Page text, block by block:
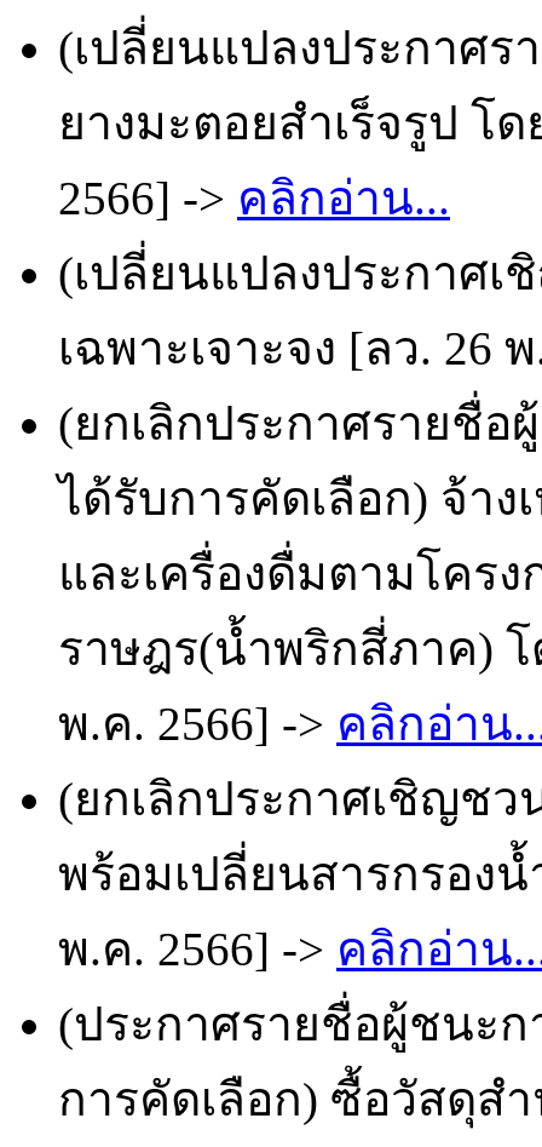
(เปลี่ยนแปลงประกาศร
ยางมะตอยสำเร็จรูป โ
2566] -> คลิกอ่าน...
(เปลี่ยนแปลงประกาศ
เฉพาะเจาะจง [ลว. 26
(ยกเลิกประกาศรายชื่อ
ได้รับการคัดเลือก) จ้าง
และเครื่องดื่มตามโคร
ราษฎร(น้ำพริกสี่ภาค) โ
พ.ค. 2566] -> คลิกอ่าน
(ยกเลิกประกาศเชิญชว
พร้อมเปลี่ยนสารกรองน้
พ.ค. 2566] -> คลิกอ่าน
(ประกาศรายชื่อผู้ชนะก
การคัดเลือก) ซื้อวัสดุส